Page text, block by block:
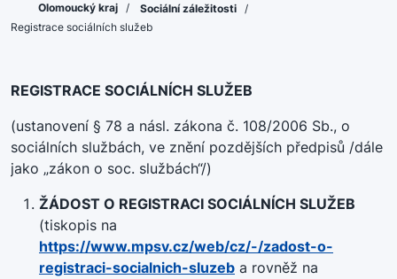
Olomoucký kraj / Sociální záležitosti /
Registrace sociálních služeb
REGISTRACE SOCIÁLNÍCH SLUŽEB
(ustanovení § 78 a násl. zákona č. 108/2006 Sb., o
sociálních službách, ve znění pozdějších předpisů /dále
jako „zákon o soc. službách“/)
ŽÁDOST O REGISTRACI SOCIÁLNÍCH SLUŽEB
(tiskopis na
https://www.mpsv.cz/web/cz/-/zadost-o-
registraci-socialnich-sluzeb a rovněž na